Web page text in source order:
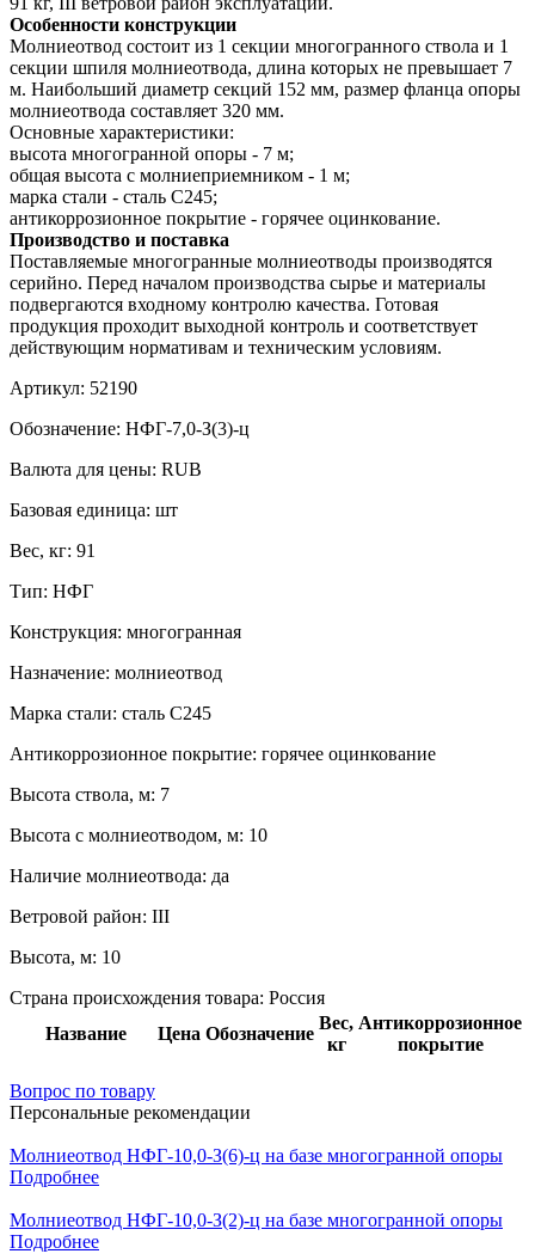
Особенности конструкции
Молниеотвод состоит из 1 секции многогранного ствола и 1
секции шпиля молниеотвода, длина которых не превышает 7
м. Наибольший диаметр секций 152 мм, размер фланца опоры
молниеотвода составляет 320 мм.
Основные характеристики:
высота многогранной опоры - 7 м;
общая высота с молниеприемником - 1 м;
марка стали - сталь С245;
антикоррозионное покрытие - горячее оцинкование.
Производство и поставка
Поставляемые многогранные молниеотводы производятся
серийно. Перед началом производства сырье и материалы
подвергаются входному контролю качества. Готовая
продукция проходит выходной контроль и соответствует
действующим нормативам и техническим условиям.
Артикул: 52190
Обозначение: НФГ-7,0-З(3)-ц
Валюта для цены: RUB
Базовая единица: шт
Вес, кг: 91
Тип: НФГ
Конструкция: многогранная
Назначение: молниеотвод
Марка стали: сталь С245
Антикоррозионное покрытие: горячее оцинкование
Высота ствола, м: 7
Высота с молниеотводом, м: 10
Наличие молниеотвода: да
Ветровой район: III
Высота, м: 10
Страна происхождения товара: Россия
Название
Цена Обозначение
Вес,
кг
Антикоррозионное
покрытие
Вопрос по товару
Персональные рекомендации
Молниеотвод НФГ-10,0-З(6)-ц на базе многогранной опоры
Подробнее
Молниеотвод НФГ-10,0-З(2)-ц на базе многогранной опоры
Подробнее